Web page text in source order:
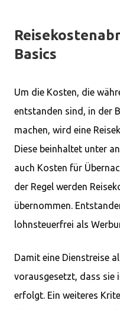
Basics
Um die Kosten, die
entstanden sind, in der
machen, wird eine
Diese beinhaltet unter
auch Kosten für
der Regel werden
übernommen.
lohnsteuerfrei als
Damit eine Dienstreise
vorausgesetzt, dass sie
erfolgt. Ein weiteres